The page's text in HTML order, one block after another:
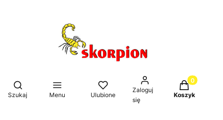
Otwórz wyszukiwarkę
Szukaj Menu Ulubione
Zaloguj
się
Produkty w
Koszyk